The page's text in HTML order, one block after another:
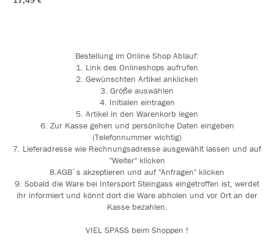
Bestellung im Online Shop Ablauf:
1. Link des Onlineshops aufrufen
2. Gewünschten Artikel anklicken
3. Größe auswählen
4. Initialen eintragen
5. Artikel in den Warenkorb legen
6. Zur Kasse gehen und persönliche Daten eingeben
(Telefonnummer wichtig)
7. Lieferadresse wie Rechnungsadresse ausgewählt lassen und auf
"Weiter" klicken
8.AGB`s akzeptieren und auf "Anfragen" klicken
9. Sobald die Ware bei Intersport Steingass eingetroffen ist, werdet
ihr informiert und könnt dort die Ware abholen und vor Ort an der
Kasse bezahlen.
VIEL SPASS beim Shoppen !